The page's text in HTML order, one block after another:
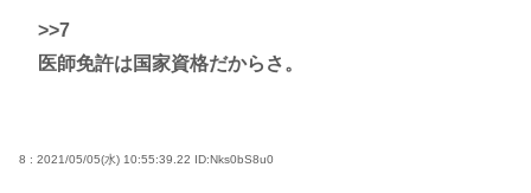
>>7
医師免許は国家資格だからさ。
8 : 2021/05/05(水) 10:55:39.22 ID:Nks0bS8u0